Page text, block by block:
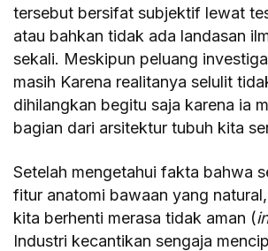
tersebut bersifat subjektif lewat
atau bahkan tidak ada landasan
sekali. Meskipun peluang
masih Karena realitanya selulit
dihilangkan begitu saja karena ia
bagian dari arsitektur tubuh kita
Setelah mengetahui fakta bahwa
fitur anatomi bawaan yang
kita berhenti merasa tidak aman (
Industri kecantikan sengaja